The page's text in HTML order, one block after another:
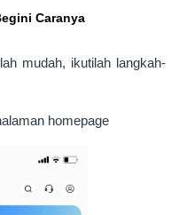
Caranya
mudah, ikutilah langkah-
homepage